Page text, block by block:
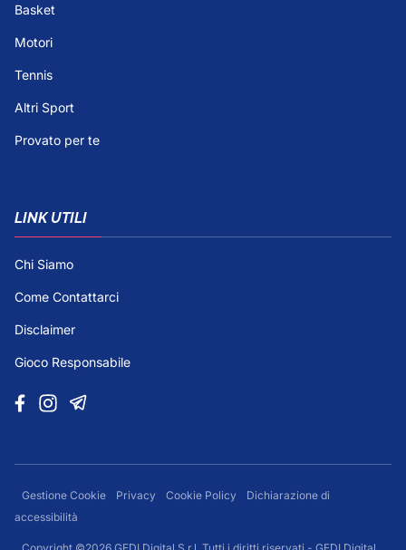
Basket
Motori
Tennis
Altri Sport
Provato per te
LINK UTILI
Chi Siamo
Come Contattarci
Disclaimer
Gioco Responsabile
Gestione Cookie Privacy Cookie Policy
Dichiarazione di
accessibilità